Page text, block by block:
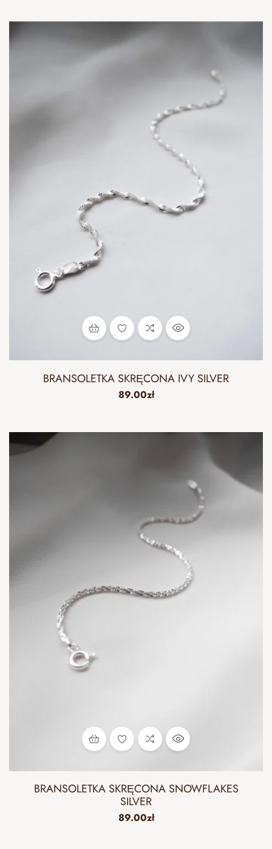
BRANSOLETKA SKRĘCONA IVY SILVER
89.00zł
BRANSOLETKA SKRĘCONA SNOWFLAKES
SILVER
89.00zł